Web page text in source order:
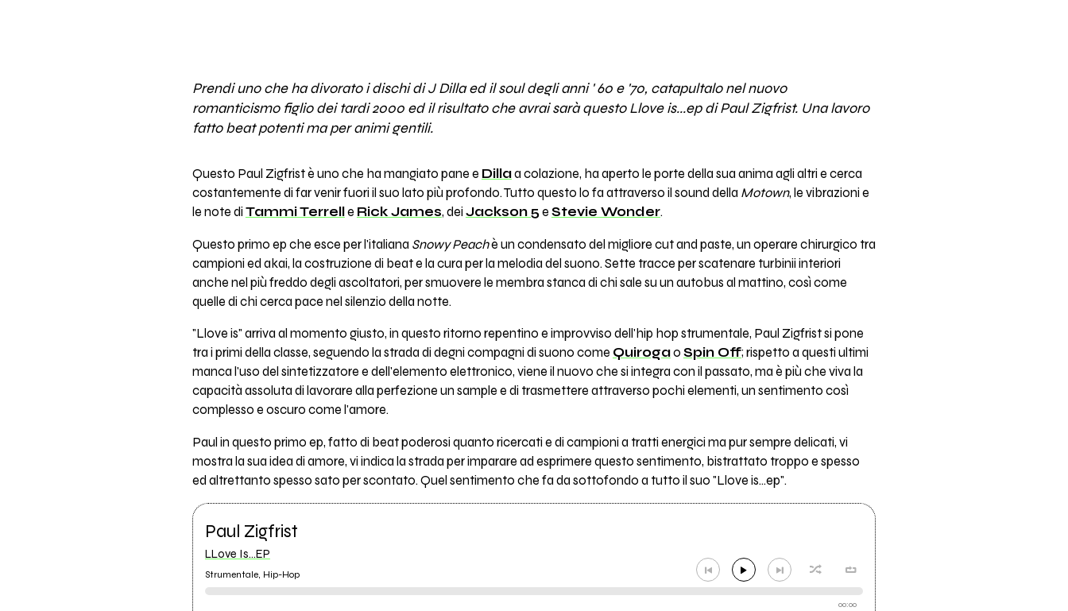
Prendi uno che ha divorato i dischi di J Dilla ed il soul degli anni ' 60 e '70, catapultalo nel nuovo
romanticismo figlio dei tardi 2000 ed il risultato che avrai sarà questo Llove is...ep di Paul Zigfrist. Una lavoro
fatto beat potenti ma per animi gentili.
Questo Paul Zigfrist è uno che ha mangiato pane e Dillaa colazione, ha aperto le porte della sua anima agli altri e cerca
costantemente di far venir fuori il suo lato più profondo. Tutto questo lo fa attraverso il sound della Motown, le vibrazioni e
le note di Tammi Terrelle Rick James, dei Jackson 5e Stevie Wonder.
Questo primo ep che esce per l'italiana Snowy Peachè un condensato del migliore cut and paste, un operare chirurgico tra
campioni ed akai, la costruzione di beat e la cura per la melodia del suono. Sette tracce per scatenare turbinii interiori
anche nel più freddo degli ascoltatori, per smuovere le membra stanca di chi sale su un autobus al mattino, così come
quelle di chi cerca pace nel silenzio della notte.
"Llove is" arriva al momento giusto, in questo ritorno repentino e improvviso dell'hip hop strumentale, Paul Zigfrist si pone
tra i primi della classe, seguendo la strada di degni compagni di suono come Quirogao Spin Off; rispetto a questi ultimi
manca l'uso del sintetizzatore e dell'elemento elettronico, viene il nuovo che si integra con il passato, ma è più che viva la
capacità assoluta di lavorare alla perfezione un sample e di trasmettere attraverso pochi elementi, un sentimento così
complesso e oscuro come l'amore.
Paul in questo primo ep, fatto di beat poderosi quanto ricercati e di campioni a tratti energici ma pur sempre delicati, vi
mostra la sua idea di amore, vi indica la strada per imparare ad esprimere questo sentimento, bistrattato troppo e spesso
ed altrettanto spesso sato per scontato. Quel sentimento che fa da sottofondo a tutto il suo "Llove is...ep".
Paul Zigfrist
LLove Is...EP
Strumentale, Hip-Hop
00:00